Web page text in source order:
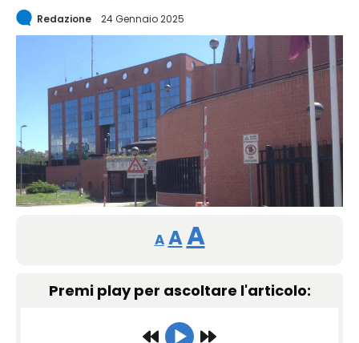
Redazione 24 Gennaio 2025
A
Reducir
tamaño
fuente.
A Restablecer
de
fuente
AAumentar
tamaño
Premi play per ascoltare l'articolo: